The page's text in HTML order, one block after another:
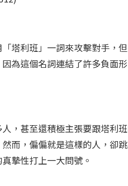
塔利班」一詞來攻擊對手，
為這個名詞連結了許多負面
，甚至還積極主張要跟塔利
而，偏偏就是這樣的人，卻
摯性打上一大問號。
2023 年 11 月 月 25 日